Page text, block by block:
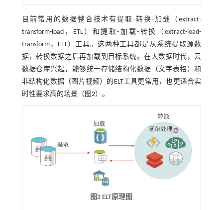
目前常用的数据整合技术有提取-转换-加载（extract-
transform-load，ETL）和提取-加载-转换（extract-load-
transform，ELT）工具。这两种工具都是从系统提取源数
据，转换数据之后再加载到目标系统。在大数据时代，云
数据仓库兴起，能够统一存储结构化数据（文字表格）和
非结构化数据（图片视频）的ELT工具更常用，也更适合实
时性要求高的场景（ 图2）。
图2 ELT原理图